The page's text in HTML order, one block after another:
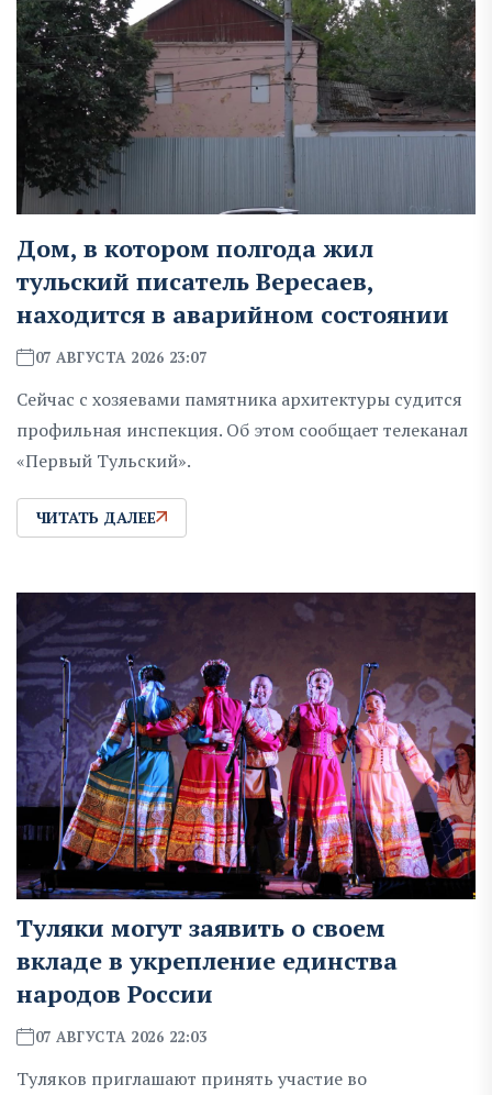
Дом, в котором полгода жил
тульский писатель Вересаев,
находится в аварийном состоянии
07 АВГУСТА 2026 23:07
Сейчас с хозяевами памятника архитектуры судится
профильная инспекция. Об этом сообщает телеканал
«Первый Тульский».
ЧИТАТЬ ДАЛЕЕ
Туляки могут заявить о своем
вкладе в укрепление единства
народов России
07 АВГУСТА 2026 22:03
Туляков приглашают принять участие во